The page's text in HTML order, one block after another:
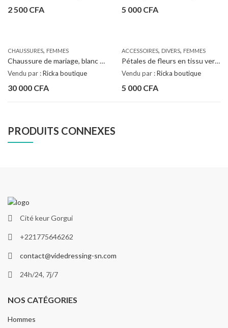
2 500 CFA 5 000 CFA
CHAUSSURES, FEMMES
Chaussure de mariage, blanc ( mariée)
Vendu par :Ricka boutique
30 000 CFA
ACCESSOIRES, DIVERS, FEMMES
Pétales de fleurs en tissu vertes + belges
Vendu par :Ricka boutique
5 000 CFA
PRODUITS CONNEXES
Cité keur Gorgui
+221775646262
contact@videdressing-sn.com
24h/24, 7j/7
NOS CATÉGORIES
Hommes